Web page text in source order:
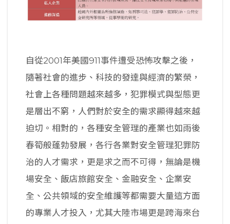
自從2001年美國911事件遭受恐怖攻擊之後，
隨著社會的進步、科技的發達與經濟的繁榮，
社會上各種問題越來越多，犯罪模式與型態更
是層出不窮，人們對於安全的需求顯得越來越
迫切。相對的，各種安全管理的產業也如雨後
春筍般蓬勃發展，各行各業對安全管理犯罪防
治的人才需求，更是求之而不可得，無論是機
場安全、飯店旅館安全、金融安全、企業安
全、公共領域的安全維護等都需要大量這方面
的專業人才投入，尤其大陸市場更是跨海來台